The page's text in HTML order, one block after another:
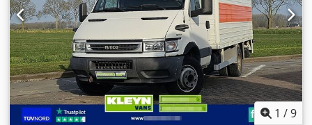
фари, проблисковий маячок; система склоочисників/мийки;
електронний джойстик для приводу та гідравлічних контурів;
система швидкої заміни насадок Euro з системою
розвантаження тиску; ущільнення плоского типу; 3-й/4-й
гідравлічні контури; задня гідравліка з 13-полюсною
розеткою; функція плаваючого положення; функція
Powershift; перемикач напрямку руху на джойстику;
охолоджувач масла; двері, що замикаються. Комплект
2008, Обладнання:ABS, електричне регулювання вікон,
електрорегульоване дзеркало, зчеплення причепа,
кондиціонер, кран, круїз-контроль, центральний замок,
1 /9